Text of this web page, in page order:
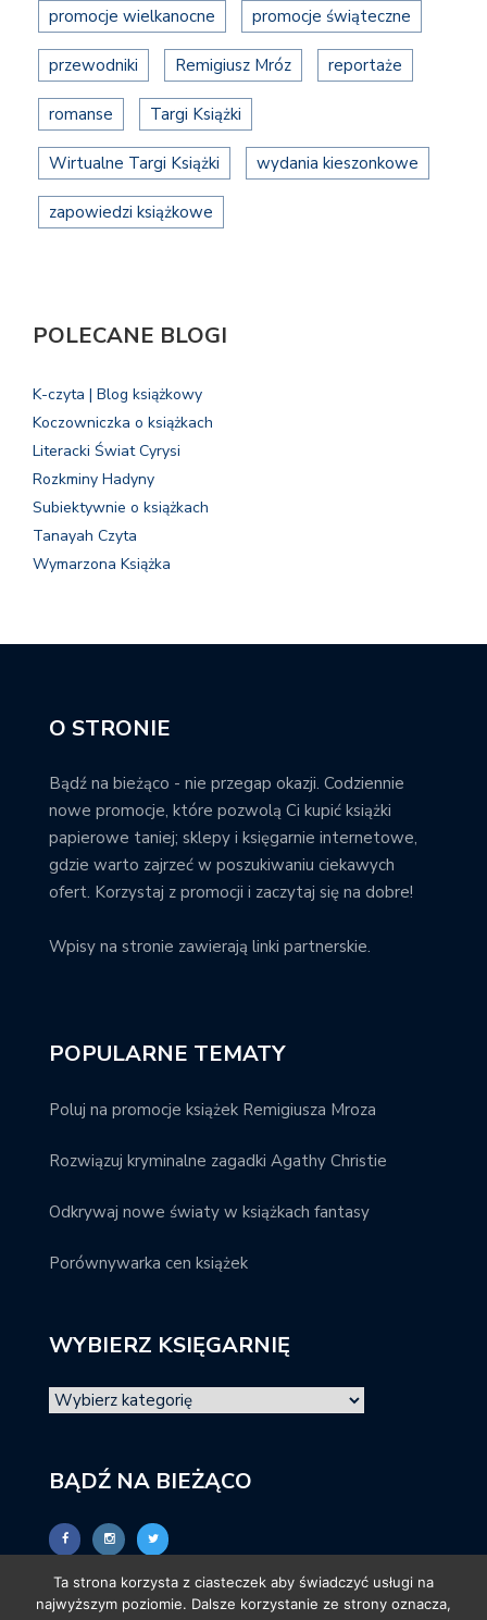
promocje wielkanocne promocje świąteczne
przewodniki Remigiusz Mróz reportaże
romanse Targi Książki
Wirtualne Targi Książki wydania kieszonkowe
zapowiedzi książkowe
POLECANE BLOGI
K-czyta | Blog książkowy
Koczowniczka o książkach
Literacki Świat Cyrysi
Rozkminy Hadyny
Subiektywnie o książkach
Tanayah Czyta
Wymarzona Książka
O STRONIE
Bądź na bieżąco - nie przegap okazji. Codziennie
nowe promocje, które pozwolą Ci kupić książki
papierowe taniej; sklepy i księgarnie internetowe,
gdzie warto zajrzeć w poszukiwaniu ciekawych
ofert. Korzystaj z promocji i zaczytaj się na dobre!
Wpisy na stronie zawierają linki partnerskie.
POPULARNE TEMATY
Poluj na promocje książek Remigiusza Mroza
Rozwiązuj kryminalne zagadki Agathy Christie
Odkrywaj nowe światy w książkach fantasy
Porównywarka cen książek
WYBIERZ KSIĘGARNIĘ
BĄDŹ NA BIEŻĄCO
Ta strona korzysta z ciasteczek aby świadczyć usługi na
najwyższym poziomie. Dalsze korzystanie ze strony oznacza,